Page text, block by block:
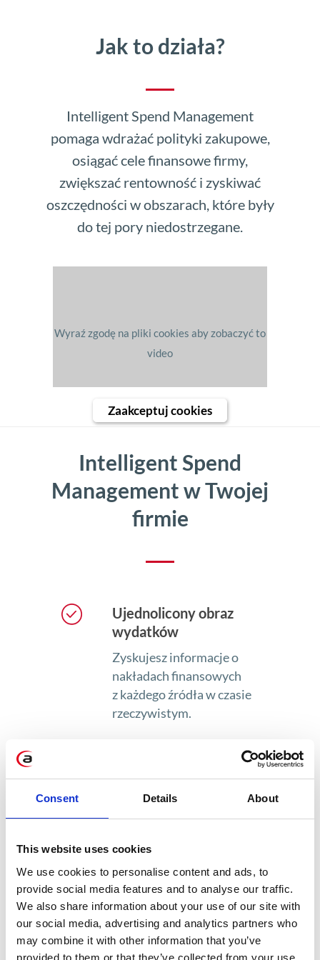
Consent Details About
This website uses cookies
We use cookies to personalise content and ads, to
provide social media features and to analyse our traffic.
We also share information about your use of our site with
our social media, advertising and analytics partners who
may combine it with other information that you’ve
provided to them or that they’ve collected from your use
Jak to działa?
Intelligent Spend Management
pomaga wdrażać polityki zakupowe,
osiągać cele finansowe firmy,
zwiększać rentowność i zyskiwać
oszczędności w obszarach, które były
do tej pory niedostrzegane.
Wyraź zgodę na pliki cookies aby zobaczyć to
video
Zaakceptuj cookies
Intelligent Spend
Management w Twojej
firmie
Ujednolicony obraz
wydatków
Zyskujesz informacje o
nakładach finansowych
z każdego źródła w czasie
rzeczywistym.
Podejmowanie szybszych i
skuteczniejszych decyzji w
finansach dzięki analizie
wydajności.
Podgląd nakładów w
każdej kategorii
Aby finansować cyfrowe
innowacje,